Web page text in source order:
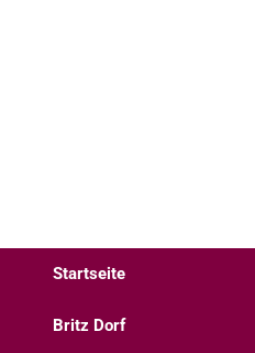
Startseite
Britz Dorf